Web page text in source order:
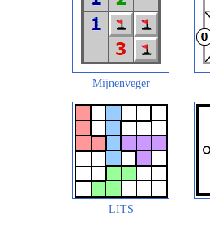
Mijnenveger
LITS